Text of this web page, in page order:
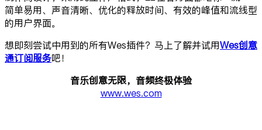
简单易用、声音清晰、优化的释放时间、有效的峰值和流线型
的用户界面。
想即刻尝试中用到的所有Wes插件？马上了解并试用Wes创意
通订阅服务吧！
音乐创意无限， 音频终极体验
www.wes.com